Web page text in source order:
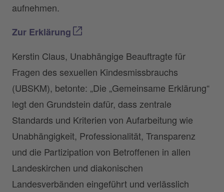
aufnehmen.
Zur Erklärung
Kerstin Claus, Unabhängige Beauftragte für
Fragen des sexuellen Kindesmissbrauchs
(UBSKM), betonte: „Die „Gemeinsame Erklärung“
legt den Grundstein dafür, dass zentrale
Standards und Kriterien von Aufarbeitung wie
Unabhängigkeit, Professionalität, Transparenz
und die Partizipation von Betroffenen in allen
Landeskirchen und diakonischen
Landesverbänden eingeführt und verlässlich